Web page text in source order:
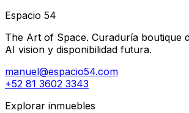
Espacio 54
The Art of Space. Curaduría boutique
AI vision y disponibilidad futura.
manuel@espacio54.com
+52 81 3602 3343
Explorar inmuebles